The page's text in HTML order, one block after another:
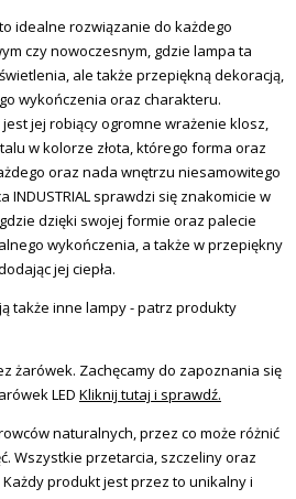
to idealne rozwiązanie do każdego
czy nowoczesnym, gdzie lampa ta
ale także przepiękną dekoracją,
wykończenia oraz charakteru.
jej robiący ogromne wrażenie klosz,
w kolorze złota, którego forma oraz
oraz nada wnętrzu niesamowitego
INDUSTRIAL sprawdzi się znakomicie w
dzięki swojej formie oraz palecie
wykończenia, a także w przepiękny
jej ciepła.
także inne lampy - patrz produkty
żarówek. Zachęcamy do zapoznania się
LED Kliknij tutaj i sprawdź.
naturalnych, przez co może różnić
Wszystkie przetarcia, szczeliny oraz
produkt jest przez to unikalny i